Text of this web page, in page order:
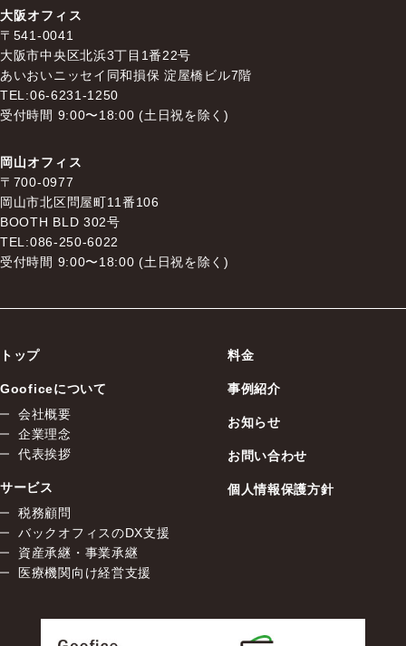
大阪オフィス
〒541-0041
大阪市中央区北浜3丁目1番22号
あいおいニッセイ同和損保 淀屋橋ビル7階
TEL:06-6231-1250
受付時間 9:00〜18:00 (土日祝を除く)
岡山オフィス
〒700-0977
岡山市北区問屋町11番106
BOOTH BLD 302号
TEL:086-250-6022
受付時間 9:00〜18:00 (土日祝を除く)
トップ
Gooficeについて
会社概要
企業理念
代表挨拶
サービス
税務顧問
バックオフィスのDX支援
資産承継・事業承継
医療機関向け経営支援
料金
事例紹介
お知らせ
お問い合わせ
個人情報保護方針